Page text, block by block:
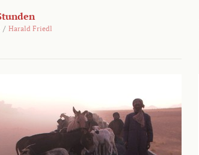
/ Harald Friedl